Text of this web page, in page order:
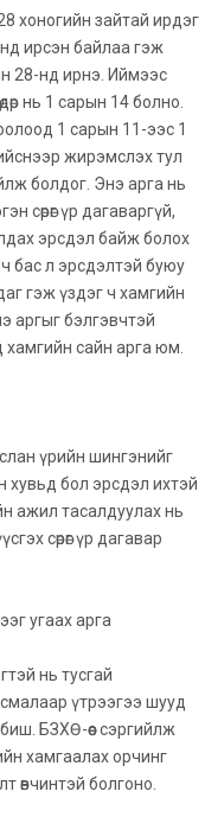
хоногийн зайтай ирдэг
ирсэн байлаа гэж
28-нд ирнэ. Иймээс
нь 1 сарын 14 болно.
1 сарын 11-ээс 1
жирэмслэх тул
болдог. Энэ арга нь
сөрөг үр дагаваргүй,
эрсдэл байж болох
бас л эрсдэлтэй буюу
гэж үздэг ч хамгийн
аргыг бэлгэвчтэй
хамгийн сайн арга юм.
үрийн шингэнийг
хувьд бол эрсдэл ихтэй
ажил тасалдуулах нь
сөрөг үр дагавар
угаах арга
нь тусгай
үтрээгээ шууд
БЗХӨ-өөс сэргийлж
хамгаалах орчинг
өвчинтэй болгоно.